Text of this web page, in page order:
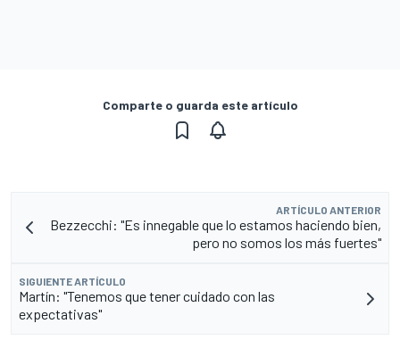
Comparte o guarda este artículo
ARTÍCULO ANTERIOR
Bezzecchi: "Es innegable que lo estamos haciendo bien,
pero no somos los más fuertes"
SIGUIENTE ARTÍCULO
Martín: "Tenemos que tener cuidado con las
expectativas"